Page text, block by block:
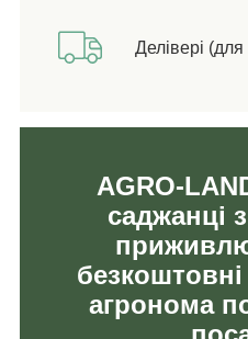
Делівері
AGRO-
саджанці
безкоштовні
агронома